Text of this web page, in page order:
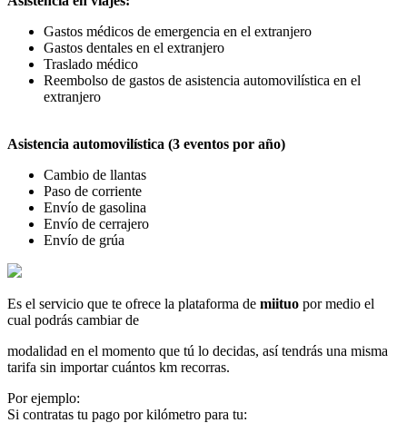
Gastos médicos de emergencia en el extranjero
Gastos dentales en el extranjero
Traslado médico
Reembolso de gastos de asistencia automovilística en el
extranjero
Asistencia automovilística (3 eventos por año)
Cambio de llantas
Paso de corriente
Envío de gasolina
Envío de cerrajero
Envío de grúa
Es el servicio que te ofrece la plataforma de miituo por medio el
cual podrás cambiar de
modalidad en el momento que tú lo decidas, así tendrás una misma
tarifa sin importar cuántos km recorras.
Por ejemplo:
Si contratas tu pago por kilómetro para tu: